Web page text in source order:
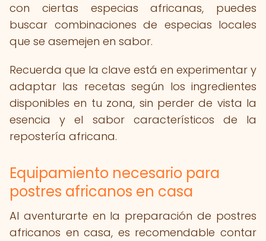
con ciertas especias africanas, puedes
buscar combinaciones de especias locales
que se asemejen en sabor.
Recuerda que la clave está en experimentar y
adaptar las recetas según los ingredientes
disponibles en tu zona, sin perder de vista la
esencia y el sabor característicos de la
repostería africana.
Equipamiento necesario para
postres africanos en casa
Al aventurarte en la preparación de postres
africanos en casa, es recomendable contar